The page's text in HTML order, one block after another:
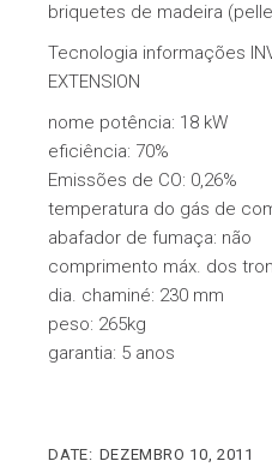
briquetes de madeira
Tecnologia informações
EXTENSION
nome potência: 18 kW
eficiência: 70%
Emissões de CO: 0,26%
temperatura do gás de
abafador de fumaça: não
comprimento máx. dos
dia. chaminé: 230 mm
peso: 265kg
garantia: 5 anos
DATE: DEZEMBRO 10, 2011